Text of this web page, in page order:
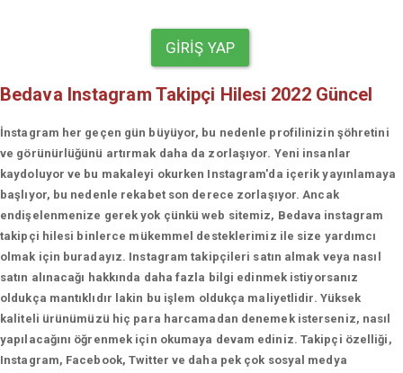
GIRIŞ YAP
Bedava Instagram Takipçi Hilesi 2022 Güncel
İnstagram her geçen gün büyüyor, bu nedenle profilinizin şöhretini
ve görünürlüğünü artırmak daha da zorlaşıyor. Yeni insanlar
kaydoluyor ve bu makaleyi okurken Instagram'da içerik yayınlamaya
başlıyor, bu nedenle rekabet son derece zorlaşıyor. Ancak
endişelenmenize gerek yok çünkü web sitemiz, Bedava instagram
takipçi hilesi binlerce mükemmel desteklerimiz ile size yardımcı
olmak için buradayız. Instagram takipçileri satın almak veya nasıl
satın alınacağı hakkında daha fazla bilgi edinmek istiyorsanız
oldukça mantıklıdır lakin bu işlem oldukça maliyetlidir. Yüksek
kaliteli ürünümüzü hiç para harcamadan denemek isterseniz, nasıl
yapılacağını öğrenmek için okumaya devam ediniz. Takipçi özelliği,
Instagram, Facebook, Twitter ve daha pek çok sosyal medya